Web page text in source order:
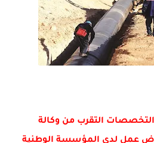
التقرب من وكالة
عمل لدى المؤسسة الوطنية